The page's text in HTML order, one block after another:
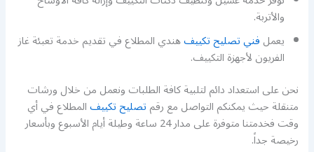
والأتربة.
يعملفني تصليح تكييفهندي المطلاع في تقديم خدمة تعبئة غاز
الفريون لأجهزة التكييف.
نحن على استعداد دائم لتلبية كافة الطلبات ونعمل من خلال ورشات
متنقلة حيث يمكنكم التواصل مع رقمتصليح تكييفالمطلاع في أي
وقت فخدمتنا متوفرة على مدار 24 ساعة وطيلة أيام الأسبوع وبأسعار
رخيصة جداً.